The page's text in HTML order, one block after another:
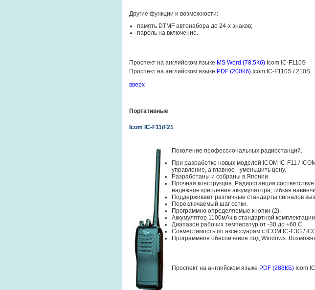
Другие функции и возможности:
память DTMF автонабора до 24-х знаков;
пароль на включение.
Проспект на английском языке MS Word (78,5Кб) Icom IC-F110S
Проспект на английском языке PDF (200Кб) Icom IC-F110S / 210S
вверх
Портативные
Icom IC-F11/F21
Поколение профессиональных радиостанций.
При разработке новых моделей ICOM IC-F11 /
управление, а главное - уменьшить цену.
Разработаны и собраны в Японии
Прочная конструкция. Радиостанция
надежное крепление аккумулятора, гибкая
Поддерживает различные стандарты сигналов
Переключаемый шаг сетки.
Программно определяемые кнопки (2).
Аккумулятор 1100мАч в стандартной
Диапазон рабочих температур от -30 до +60.С
Совместимость по аксессуарам с ICOM IC-F3G /
Программное обеспечение под Windows.
Проспект на английском языке PDF (288КБ) Icom